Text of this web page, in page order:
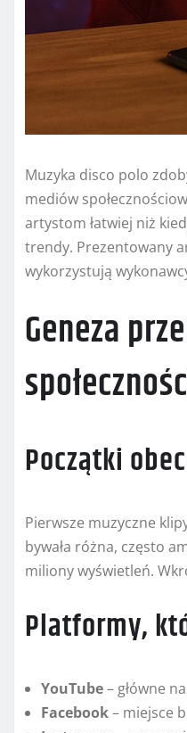
Muzyka disco polo
mediów
artystom łatwiej niż
trendy. Prezentowany
wykorzystują
Geneza
Początki
Pierwsze muzyczne
bywała różna, często
miliony wyświetleń.
Platformy,
YouTube– główne
Facebook– miejsce